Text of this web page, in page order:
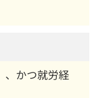
、かつ就労経